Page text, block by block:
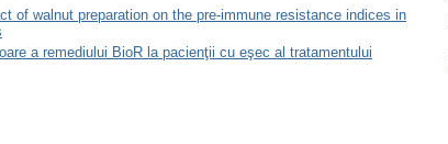
of walnut preparation on the pre-immune resistance indices in
a remediului BioR la pacienţii cu eşec al tratamentului